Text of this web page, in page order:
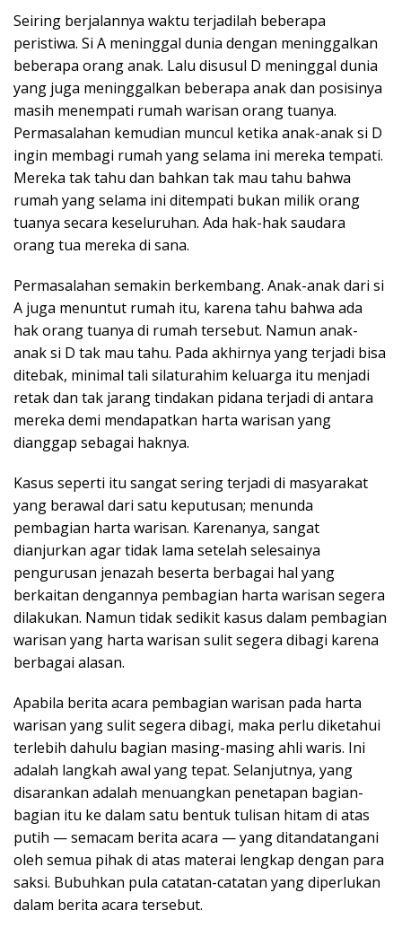
Seiring berjalannya waktu terjadilah beberapa
peristiwa. Si A meninggal dunia dengan meninggalkan
beberapa orang anak. Lalu disusul D meninggal dunia
yang juga meninggalkan beberapa anak dan posisinya
masih menempati rumah warisan orang tuanya.
Permasalahan kemudian muncul ketika anak-anak si D
ingin membagi rumah yang selama ini mereka tempati.
Mereka tak tahu dan bahkan tak mau tahu bahwa
rumah yang selama ini ditempati bukan milik orang
tuanya secara keseluruhan. Ada hak-hak saudara
orang tua mereka di sana.
Permasalahan semakin berkembang. Anak-anak dari si
A juga menuntut rumah itu, karena tahu bahwa ada
hak orang tuanya di rumah tersebut. Namun anak-
anak si D tak mau tahu. Pada akhirnya yang terjadi bisa
ditebak, minimal tali silaturahim keluarga itu menjadi
retak dan tak jarang tindakan pidana terjadi di antara
mereka demi mendapatkan harta warisan yang
dianggap sebagai haknya.
Kasus seperti itu sangat sering terjadi di masyarakat
yang berawal dari satu keputusan; menunda
pembagian harta warisan. Karenanya, sangat
dianjurkan agar tidak lama setelah selesainya
pengurusan jenazah beserta berbagai hal yang
berkaitan dengannya pembagian harta warisan segera
dilakukan. Namun tidak sedikit kasus dalam pembagian
warisan yang harta warisan sulit segera dibagi karena
berbagai alasan.
Apabila berita acara pembagian warisan pada harta
warisan yang sulit segera dibagi, maka perlu diketahui
terlebih dahulu bagian masing-masing ahli waris. Ini
adalah langkah awal yang tepat. Selanjutnya, yang
disarankan adalah menuangkan penetapan bagian-
bagian itu ke dalam satu bentuk tulisan hitam di atas
putih — semacam berita acara — yang ditandatangani
oleh semua pihak di atas materai lengkap dengan para
saksi. Bubuhkan pula catatan-catatan yang diperlukan
dalam berita acara tersebut.